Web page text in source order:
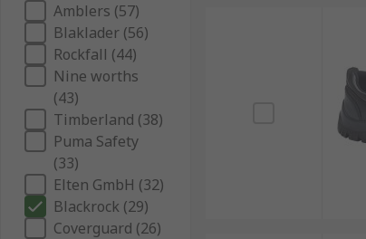
Amblers (57)
Blaklader (56)
Rockfall (44)
Nine worths
(43)
Timberland (38)
Puma Safety
(33)
Elten GmbH (32)
Blackrock (29)
Coverguard (26)